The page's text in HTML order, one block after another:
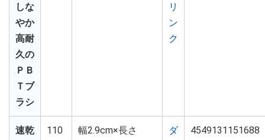
しな
やか
高耐
久の
ＰＢ
Ｔブ
ラシ
リ
ン
ク
速乾
110
幅2.9cm×長さ
ダ
4549131151688